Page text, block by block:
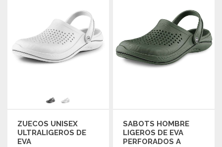
ZUECOS UNISEX
ULTRALIGEROS DE
EVA
SABOTS HOMBRE
LIGEROS DE EVA
PERFORADOS A